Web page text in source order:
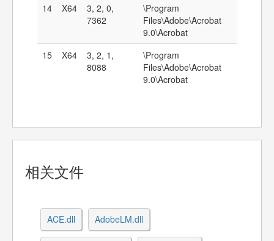
14
X64
3, 2, 0,
7362
\Program
Files\Adobe\Acrobat
9.0\Acrobat
15
X64
3, 2, 1,
8088
\Program
Files\Adobe\Acrobat
9.0\Acrobat
相关文件
ACE.dll AdobeLM.dll